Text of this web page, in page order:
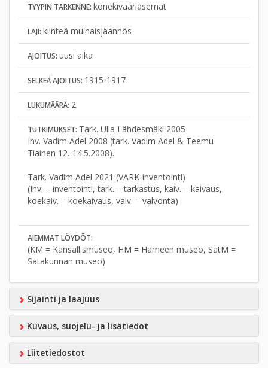
TYYPIN TARKENNE: konekivääriasemat
LAJI: kiinteä muinaisjäännös
AJOITUS: uusi aika
SELKEÄ AJOITUS: 1915-1917
LUKUMÄÄRÄ: 2
TUTKIMUKSET: Tark. Ulla Lähdesmäki 2005
Inv. Vadim Adel 2008 (tark. Vadim Adel & Teemu
Tiainen 12.-14.5.2008).
Tark. Vadim Adel 2021 (VARK-inventointi)
(Inv. = inventointi, tark. = tarkastus, kaiv. = kaivaus,
koekaiv. = koekaivaus, valv. = valvonta)
AIEMMAT LÖYDÖT:
(KM = Kansallismuseo, HM = Hämeen museo, SatM =
Satakunnan museo)
Sijainti ja laajuus
Kuvaus, suojelu- ja lisätiedot
Liitetiedostot